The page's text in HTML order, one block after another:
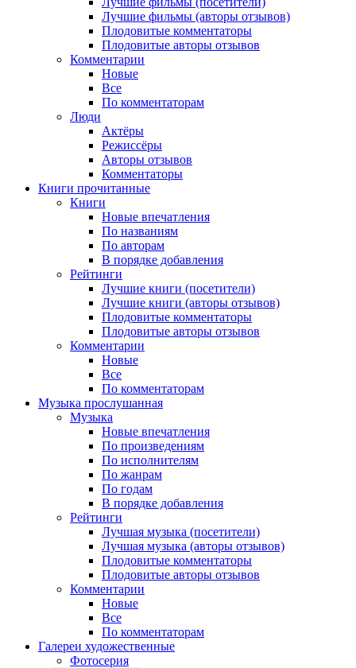
Лучшие фильмы (авторы отзывов)
Плодовитые комментаторы
Плодовитые авторы отзывов
Комментарии
Новые
Все
По комментаторам
Люди
Актёры
Режиссёры
Авторы отзывов
Комментаторы
Книги прочитанные
Книги
Новые впечатления
По названиям
По авторам
В порядке добавления
Рейтинги
Лучшие книги (посетители)
Лучшие книги (авторы отзывов)
Плодовитые комментаторы
Плодовитые авторы отзывов
Комментарии
Новые
Все
По комментаторам
Музыка прослушанная
Музыка
Новые впечатления
По произведениям
По исполнителям
По жанрам
По годам
В порядке добавления
Рейтинги
Лучшая музыка (посетители)
Лучшая музыка (авторы отзывов)
Плодовитые комментаторы
Плодовитые авторы отзывов
Комментарии
Новые
Все
По комментаторам
Галереи художественные
Фотосерия